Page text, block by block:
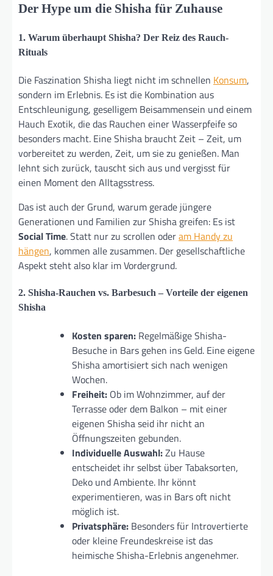
Der Hype um die Shisha für Zuhause
1. Warum überhaupt Shisha? Der Reiz des Rauch-
Rituals
Die Faszination Shisha liegt nicht im schnellen Konsum,
sondern im Erlebnis. Es ist die Kombination aus
Entschleunigung, geselligem Beisammensein und einem
Hauch Exotik, die das Rauchen einer Wasserpfeife so
besonders macht. Eine Shisha braucht Zeit – Zeit, um
vorbereitet zu werden, Zeit, um sie zu genießen. Man
lehnt sich zurück, tauscht sich aus und vergisst für
einen Moment den Alltagsstress.
Das ist auch der Grund, warum gerade jüngere
Generationen und Familien zur Shisha greifen: Es ist
Social Time. Statt nur zu scrollen oderam Handy zu
hängen, kommen alle zusammen. Der gesellschaftliche
Aspekt steht also klar im Vordergrund.
2. Shisha-Rauchen vs. Barbesuch – Vorteile der eigenen
Shisha
Kosten sparen: Regelmäßige Shisha-
Besuche in Bars gehen ins Geld. Eine eigene
Shisha amortisiert sich nach wenigen
Wochen.
Freiheit: Ob im Wohnzimmer, auf der
Terrasse oder dem Balkon – mit einer
eigenen Shisha seid ihr nicht an
Öffnungszeiten gebunden.
Individuelle Auswahl:Zu Hause
entscheidet ihr selbst über Tabaksorten,
Deko und Ambiente. Ihr könnt
experimentieren, was in Bars oft nicht
möglich ist.
Privatsphäre: Besonders für Introvertierte
oder kleine Freundeskreise ist das
heimische Shisha-Erlebnis angenehmer.